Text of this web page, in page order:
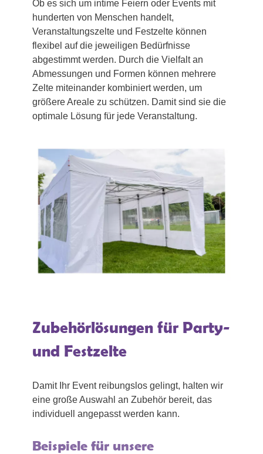
Ob es sich um intime Feiern oder Events mit
hunderten von Menschen handelt,
Veranstaltungszelte und Festzelte können
flexibel auf die jeweiligen Bedürfnisse
abgestimmt werden. Durch die Vielfalt an
Abmessungen und Formen können mehrere
Zelte miteinander kombiniert werden, um
größere Areale zu schützen. Damit sind sie die
optimale Lösung für jede Veranstaltung.
Zubehörlösungen für Party-
und Festzelte
Damit Ihr Event reibungslos gelingt, halten wir
eine große Auswahl an Zubehör bereit, das
individuell angepasst werden kann.
Beispiele für unsere